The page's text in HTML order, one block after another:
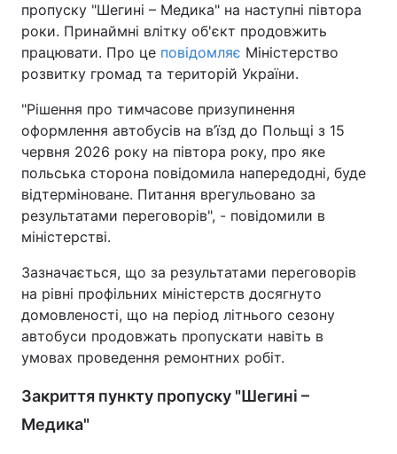
пропуску "Шегині – Медика" на наступні півтора
роки. Принаймні влітку об'єкт продовжить
працювати. Про це повідомляє Міністерство
розвитку громад та територій України.
"Рішення про тимчасове призупинення
оформлення автобусів на в’їзд до Польщі з 15
червня 2026 року на півтора року, про яке
польська сторона повідомила напередодні, буде
відтерміноване. Питання врегульовано за
результатами переговорів", - повідомили в
міністерстві.
Зазначається, що за результатами переговорів
на рівні профільних міністерств досягнуто
домовленості, що на період літнього сезону
автобуси продовжать пропускати навіть в
умовах проведення ремонтних робіт.
Закриття пункту пропуску "Шегині –
Медика"